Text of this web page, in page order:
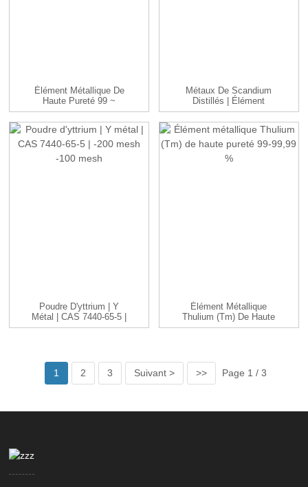
Élément Métallique De
Haute Pureté 99 ~
99,99 Lutétium (Lu)
Métaux De Scandium
Distillés | Élément
Métallique Sc | ...
Poudre D'yttrium | Y
Métal | CAS 7440-65-5 |
-200...
Élément Métallique
Thulium (Tm) De Haute
Pureté 99-99,99 %
1 2 3 Suivant > >> Page 1 / 3